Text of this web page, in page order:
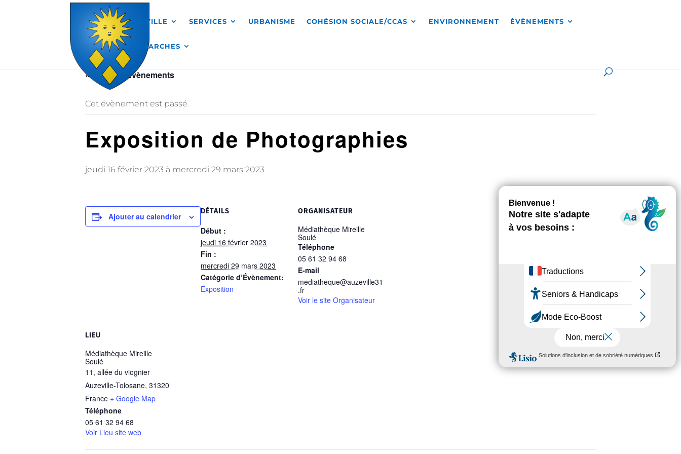
MA VILLE SERVICES URBANISME COHÉSION SOCIALE/CCAS ENVIRONNEMENT ÉVÈNEMENTS
DÉMARCHES
« Tous les Évènements
Cet évènement est passé.
Exposition de Photographies
jeudi 16 février 2023 à mercredi 29 mars 2023
Ajouter au calendrier
DÉTAILS
Début :
jeudi 16 février 2023
Fin :
mercredi 29 mars 2023
Catégorie d’Évènement:
Exposition
ORGANISATEUR
Médiathèque Mireille
Soulé
Téléphone
05 61 32 94 68
E-mail
mediatheque@auzeville31
.fr
Voir le site Organisateur
LIEU
Médiathèque Mireille
Soulé
11, allée du viognier
Auzeville-Tolosane, 31320
France + Google Map
Téléphone
05 61 32 94 68
Voir Lieu site web